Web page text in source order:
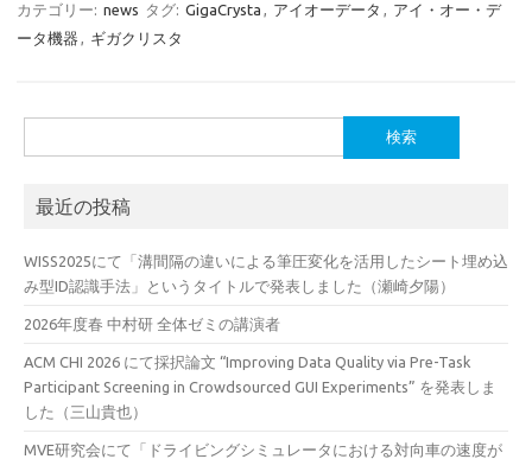
カテゴリー: news タグ: GigaCrysta , アイオーデータ , アイ・オー・デ
ータ機器 , ギガクリスタ
索:
最近の投稿
WISS2025にて「溝間隔の違いによる筆圧変化を活用したシート埋め込
み型ID認識手法」というタイトルで発表しました（瀬崎夕陽）
2026年度春 中村研 全体ゼミの講演者
ACM CHI 2026 にて採択論文 “Improving Data Quality via Pre-Task
Participant Screening in Crowdsourced GUI Experiments” を発表しま
した（三山貴也）
MVE研究会にて「ドライビングシミュレータにおける対向車の速度が